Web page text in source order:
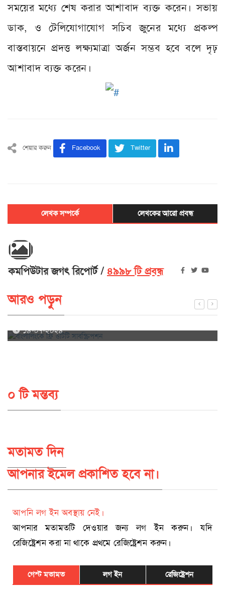
সময়ের মধ্যে শেষ করার আশাবাদ ব্যক্ত করেন। সভায়
ডাক, ও টেলিযোগাযোগ সচিব জুনের মধ্যে প্রকল্প
বাস্তবায়নে প্রদত্ত লক্ষ্যমাত্রা অর্জন সম্ভব হবে বলে দৃঢ়
আশাবাদ ব্যক্ত করেন।
শেয়ার করুন Facebook Twitter
লেখক সম্পর্কে লেখকের আরো প্রবন্ধ
কমপিউটার জগৎ রিপোর্ট ৪৯৯৮ টি প্রবন্ধ
আরও পড়ুন
বাংলালিংকে ফ্রি ওটিটি সাবস্ক্রিপশন
১৪-০৭-২০২৪
০ টি মন্তব্য
মতামত দিন
আপনার ইমেল প্রকাশিত হবে না।
আপনি লগ ইন অবস্থায় নেই।
আপনার মতামতটি দেওয়ার জন্য লগ ইন করুন। যদি
রেজিষ্ট্রেশন করা না থাকে প্রথমে রেজিষ্ট্রেশন করুন।
গেস্ট মতামত লগ ইন রেজিষ্ট্রেশন